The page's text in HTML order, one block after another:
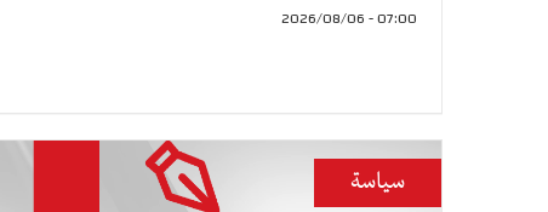
07:00 - 2026/08/06
سياسة